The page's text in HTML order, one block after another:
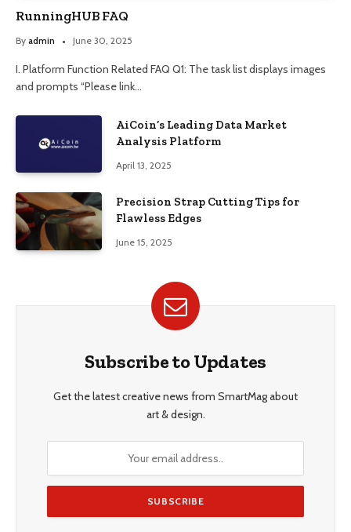
RunningHUB FAQ
By admin June 30, 2025
I. Platform Function Related FAQ Q1: The task list displays images
and prompts “Please link…
AiCoin’s Leading Data Market
Analysis Platform
April 13, 2025
Precision Strap Cutting Tips for
Flawless Edges
June 15, 2025
Subscribe to Updates
Get the latest creative news from SmartMag about
art & design.